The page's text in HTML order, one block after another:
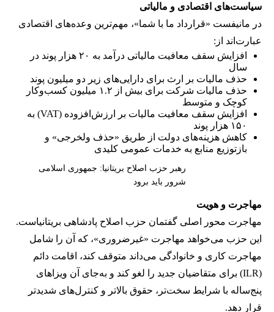
سیاست‌های اقتصادی و مالیاتی
در مانیفست «قرارداد ما با شما»، مهم‌ترین وعده‌های اقتصادی
عبارت‌اند از:
افزایش سقف معافیت مالیاتی درآمد به ۲۰ هزار پوند در
سال
حذف مالیات بر ارث برای دارایی‌های زیر دو میلیون پوند
حذف مالیات شرکت برای بیش از ۱.۲ میلیون کسب‌وکار
کوچک و متوسط
افزایش سقف معافیت مالیات بر ارزش‌افزوده (VAT) به
۱۵۰ هزار پوند
کاهش هزینه‌های دولت از طریق «حذف ولخرجی» و
بازتوزیع منابع به خدمات عمومی کلیدی
رهبر حزب اصلاح بریتانیا: جمهوری اسلامی
شرور باید برود
مهاجرت و هویت
مهاجرت محور اصلی گفتمان حزب اصلاح پادشاهی بریتانیاست.
این حزب می‌خواهد مهاجرت «غیرضروری»، که آن را شامل
مهاجرت کاری و خانوادگی می‌داند متوقف کند، اقامت دائم
(ILR) برای متقاضیان جدید را لغو کند و به‌جای آن ویزاهای
پنج‌ساله با شرایط سخت‌تر، حقوق بالاتر و کنترل‌های شدیدتر
قرار دهد.